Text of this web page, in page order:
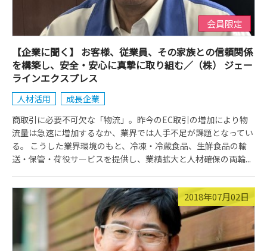
会員限定
【企業に聞く】 お客様、従業員、その家族との信頼関係
を構築し、安全・安心に真摯に取り組む／（株） ジェー
ラインエクスプレス
人材活用
成長企業
商取引に必要不可欠な「物流」。昨今のEC取引の増加により物
流量は急速に増加するなか、業界では人手不足が課題となってい
る。 こうした業界環境のもと、冷凍・冷蔵食品、生鮮食品の輸
送・保管・荷役サービスを提供し、業績拡大と人材確保の両輪...
2018年07月02日